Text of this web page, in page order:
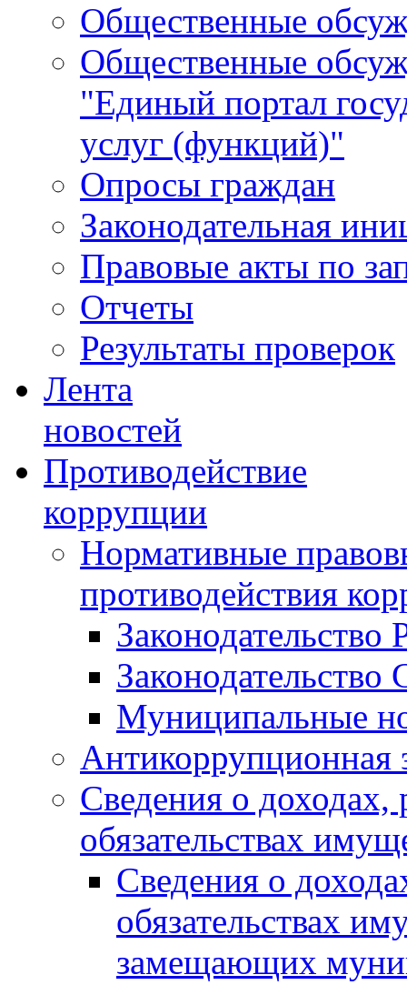
Общественные
Общественные
"Единый портал
услуг (функций)"
Опросы граждан
Законодательная
Правовые акты по
Отчеты
Результаты проверок
Лента
новостей
Противодействие
коррупции
Нормативные
противодействия
Законодательство
Муниципальные
Антикоррупционная
Сведения о доходах,
обязательствах
Сведения о
обязательствах
замещающих